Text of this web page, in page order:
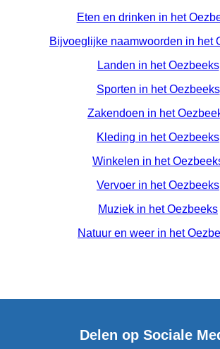
Eten en drinken in het
Bijvoeglijke naamwoorden in het
Landen in het Oezbeeks
Sporten in het Oezbeeks
Zakendoen in het
Kleding in het Oezbeeks
Winkelen in het
Vervoer in het Oezbeeks
Muziek in het Oezbeeks
Natuur en weer in het
Delen op Sociale